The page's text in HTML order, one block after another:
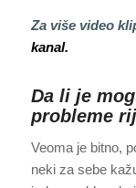
Za više video
kanal.
Da li je
probleme
Veoma je bitno,
neki za sebe